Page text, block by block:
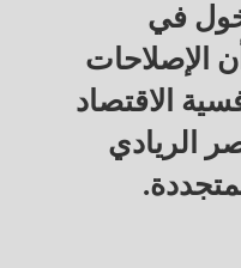
في
الإصلاحات
الاقتصاد
الريادي